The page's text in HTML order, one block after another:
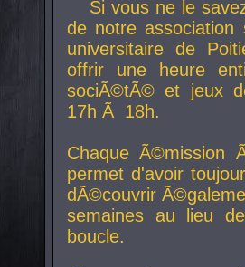
Si vous ne le
de notre
universitaire de
offrir une heure
sociÃ©tÃ© et jeux
17h Ã 18h.
Chaque Ã©mission
permet d'avoir
dÃ©couvrir
semaines au lieu
boucle.